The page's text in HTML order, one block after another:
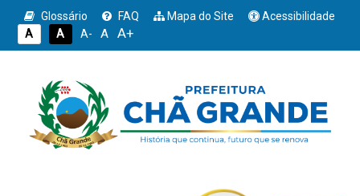
Glossário FAQ Mapa do Site
Acessibilidade
A
A A- A A+